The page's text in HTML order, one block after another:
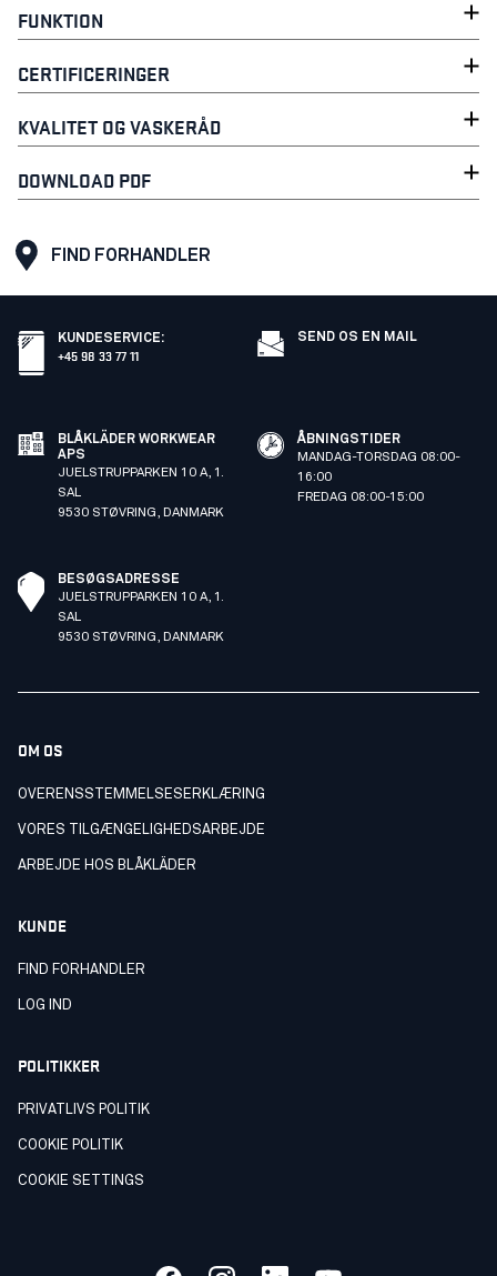
FUNKTION
CERTIFICERINGER
KVALITET OG VASKERÅD
DOWNLOAD PDF
FIND FORHANDLER
KUNDESERVICE:
+45 98 33 77 11
SEND OS EN MAIL
BLÅKLÄDER WORKWEAR
APS
JUELSTRUPPARKEN 10 A, 1.
SAL
9530 STØVRING, DANMARK
ÅBNINGSTIDER
MANDAG-TORSDAG 08:00-
16:00
FREDAG 08:00-15:00
BESØGSADRESSE
JUELSTRUPPARKEN 10 A, 1.
SAL
9530 STØVRING, DANMARK
OM OS
OVERENSSTEMMELSESERKLÆRING
VORES TILGÆNGELIGHEDSARBEJDE
ARBEJDE HOS BLÅKLÄDER
KUNDE
FIND FORHANDLER
LOG IND
POLITIKKER
PRIVATLIVS POLITIK
COOKIE POLITIK
COOKIE SETTINGS